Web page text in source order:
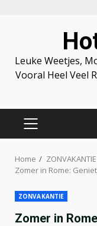
Leuke Weetjes,
Vooral Heel Veel
PRIMARY
Home
ZONVAKANTIE
Zomer in Rome:
ZONVAKANTIE
Zomer in